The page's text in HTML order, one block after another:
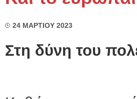
24 ΜΑΡΤΙΟΥ 2023
Στη δύνη του